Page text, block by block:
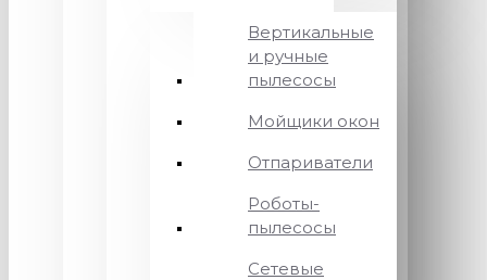
Вертикальные
и ручные
пылесосы
Мойщики окон
Отпариватели
Роботы-
пылесосы
Сетевые